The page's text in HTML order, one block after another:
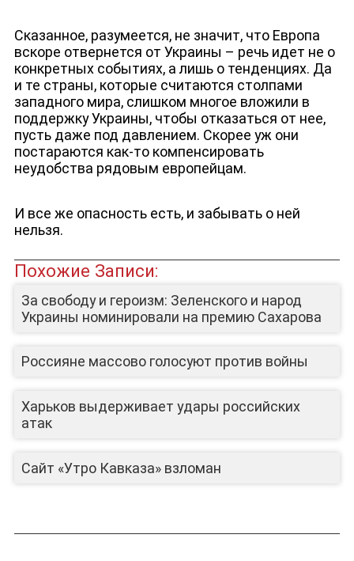
ЛИЦА КАНАЛА
Сказанное, разумеется, не значит, что Европа
вскоре отвернется от Украины – речь идет не о
конкретных событиях, а лишь о тенденциях. Да
и те страны, которые считаются столпами
западного мира, слишком многое вложили в
поддержку Украины, чтобы отказаться от нее,
пусть даже под давлением. Скорее уж они
постараются как-то компенсировать
неудобства рядовым европейцам.
И все же опасность есть, и забывать о ней
нельзя.
Похожие Записи:
За свободу и героизм: Зеленского и народ
Украины номинировали на премию Сахарова
Россияне массово голосуют против войны
Харьков выдерживает удары российских
атак
Сайт «Утро Кавказа» взломан